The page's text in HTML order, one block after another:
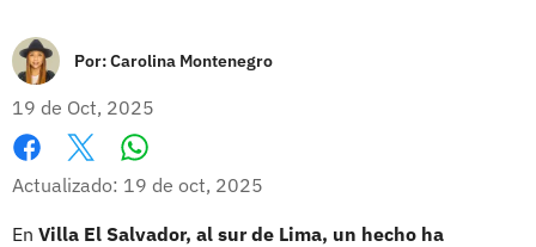
Por:Carolina Montenegro
19 de Oct, 2025
Facebook
X
Actualizado: 19 de oct, 2025
En Villa El Salvador, al sur de Lima, un hecho ha